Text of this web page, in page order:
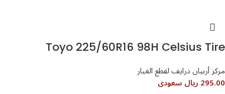
Toyo 225/60R16 98H Celsius Tire
مركز أربيان درايف لقطع الغيار
295.00 ريال سعودى